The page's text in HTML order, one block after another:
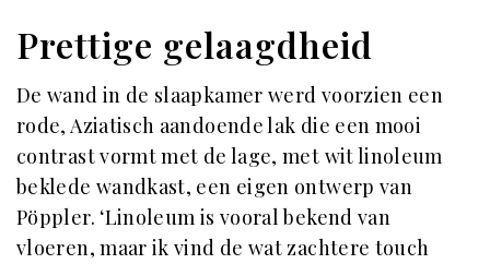
Prettige gelaagdheid
De wand in de slaapkamer werd voorzien een
rode, Aziatisch aandoende lak die een mooi
contrast vormt met de lage, met wit linoleum
beklede wandkast, een eigen ontwerp van
Pöppler. ‘Linoleum is vooral bekend van
vloeren, maar ik vind de wat zachtere touch